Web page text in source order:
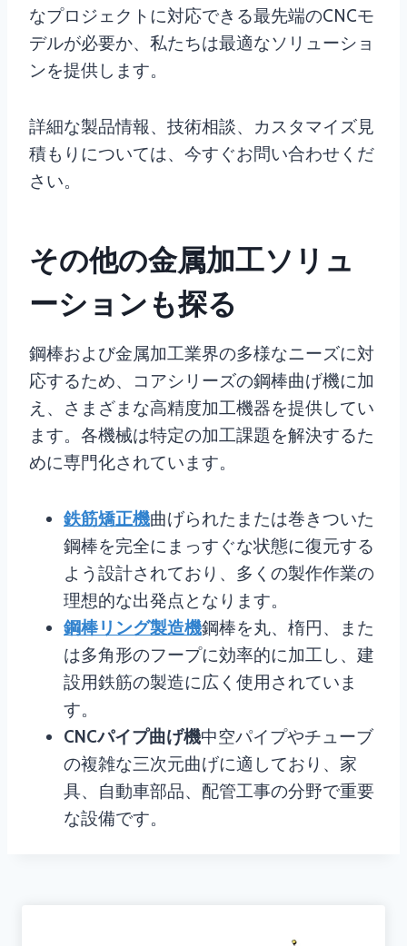
なプロジェクトに対応できる最先端のCNCモ
デルが必要か、私たちは最適なソリューショ
ンを提供します。
詳細な製品情報、技術相談、カスタマイズ見
積もりについては、今すぐお問い合わせくだ
さい。
その他の金属加工ソリュ
ーションも探る
鋼棒および金属加工業界の多様なニーズに対
応するため、コアシリーズの鋼棒曲げ機に加
え、さまざまな高精度加工機器を提供してい
ます。各機械は特定の加工課題を解決するた
めに専門化されています。
鉄筋矯正機曲げられたまたは巻きついた
鋼棒を完全にまっすぐな状態に復元する
よう設計されており、多くの製作作業の
理想的な出発点となります。
鋼棒リング製造機鋼棒を丸、楕円、また
は多角形のフープに効率的に加工し、建
設用鉄筋の製造に広く使用されていま
す。
CNCパイプ曲げ機中空パイプやチューブ
の複雑な三次元曲げに適しており、家
具、自動車部品、配管工事の分野で重要
な設備です。